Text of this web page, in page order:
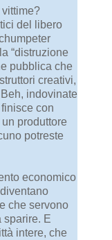
del libero
“distruzione
pubblica che
creativi,
indovinate
finisce con
un produttore
potreste
economico
che servono
sparire. E
intere, che